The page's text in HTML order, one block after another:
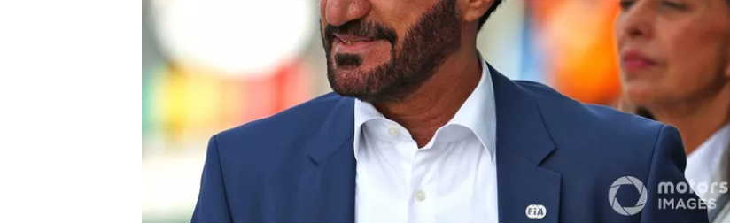
MÁS CATEGORÍAS